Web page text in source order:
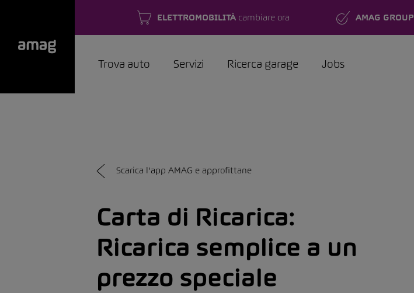
ELETTROMOBILITÀcambiare ora AMAG GROUP
Trova auto Servizi Ricerca garage Jobs
Scarica l'app AMAG e approfittane
Carta di Ricarica:
Ricarica semplice a un
prezzo speciale